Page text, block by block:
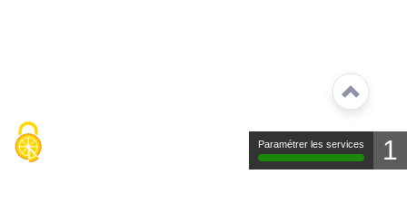
Paramétrer les services 1